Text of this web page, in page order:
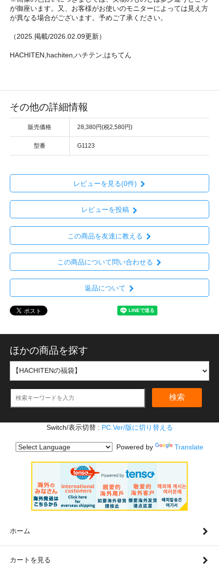
が御座います。又、お客様がお使いのモニターによっては見え方
が異なる場合がございます。予めご了承ください。
（2025.掲載/2026.02.09更新）
HACHITEN,hachiten,ハチテン,はちてん
その他の詳細情報
販売価格 28,380円(税2,580円)
型番 G1123
レビューを見る(0件)
レビューを投稿
この商品を友達に教える
この商品について問い合わせる
返品について
ほかの商品を探す
検索
Switch/表示切替 : PC.Ver/版に切り替える
Powered by Translate
ホーム
カートを見る